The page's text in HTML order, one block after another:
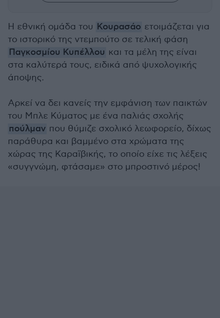
Η εθνική ομάδα του Κουρασάο ετοιμάζεται για
το ιστορικό της ντεμπούτο σε τελική φάση
Παγκοσμίου Κυπέλλου και τα μέλη της είναι
στα καλύτερά τους, ειδικά από ψυχολογικής
άποψης.
Αρκεί να δει κανείς την εμφάνιση των παικτών
του Μπλε Κύματος με ένα παλιάς σχολής
πούλμαν που θύμιζε σχολικό λεωφορείο, δίχως
παράθυρα και βαμμένο στα χρώματα της
χώρας της Καραϊβικής, το οποίο είχε τις λέξεις
«συγγνώμη, φτάσαμε» στο μπροστινό μέρος!